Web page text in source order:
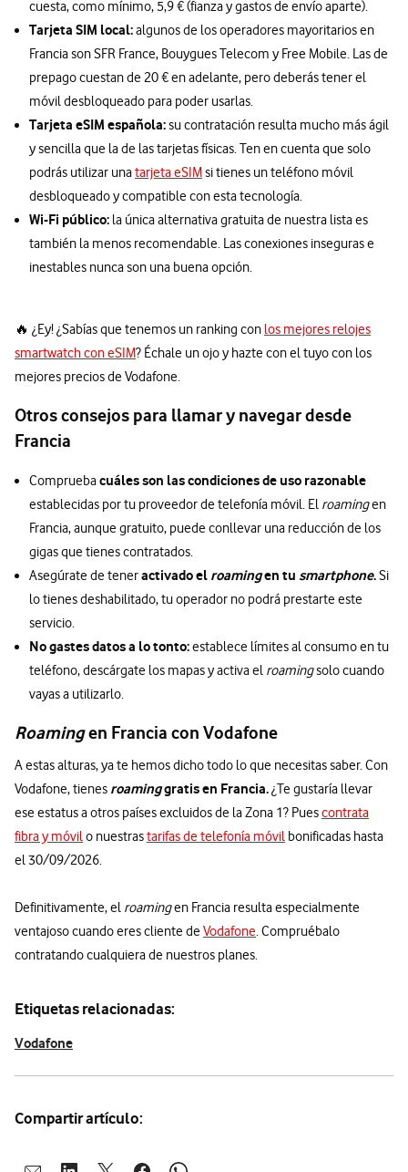
cuesta, como mínimo, 5,9 € (fianza y gastos de envío aparte).
Tarjeta SIM local:algunos de los operadores mayoritarios en
Francia son SFR France, Bouygues Telecom y Free Mobile. Las de
prepago cuestan de 20 € en adelante, pero deberás tener el
móvil desbloqueado para poder usarlas.
Tarjeta eSIM española:su contratación resulta mucho más ágil
y sencilla que la de las tarjetas físicas. Ten en cuenta que solo
podrás utilizar unatarjeta eSIMsi tienes un teléfono móvil
desbloqueado y compatible con esta tecnología.
Wi-Fi público: la única alternativa gratuita de nuestra lista es
también la menos recomendable. Las conexiones inseguras e
inestables nunca son una buena opción.
🔥 ¿Ey! ¿Sabías que tenemos un ranking con los mejores relojes
smartwatch con eSIM? Échale un ojo y hazte con el tuyo con los
mejores precios de Vodafone.
Otros consejos para llamar y navegar desde
Francia
Compruebacuáles son las condiciones de uso razonable
establecidas por tu proveedor de telefonía móvil. El roamingen
Francia, aunque gratuito, puede conllevar una reducción de los
gigas que tienes contratados.
Asegúrate de teneractivado el roamingen tu smartphone.Si
lo tienes deshabilitado, tu operador no podrá prestarte este
servicio.
No gastes datos a lo tonto:establece límites al consumo en tu
teléfono, descárgate los mapas y activa el roamingsolo cuando
vayas a utilizarlo.
Roamingen Francia con Vodafone
A estas alturas, ya te hemos dicho todo lo que necesitas saber. Con
Vodafone, tienes roaminggratis en Francia.¿Te gustaría llevar
ese estatus a otros países excluidos de la Zona 1? Puescontrata
fibra y móvilo nuestrastarifas de telefonía móvil bonificadas hasta
el 30/09/2026.
Definitivamente, el roamingen Francia resulta especialmente
ventajoso cuando eres cliente deVodafone. Compruébalo
contratando cualquiera de nuestros planes.
Etiquetas relacionadas:
Vodafone
Compartir artículo: